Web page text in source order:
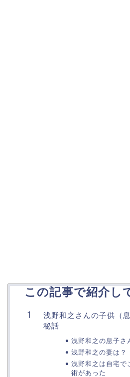
この記事で紹介し
浅野和之さんの子供（
秘話
浅野和之の息子さ
浅野和之の妻は？
浅野和之は自宅で
術があった